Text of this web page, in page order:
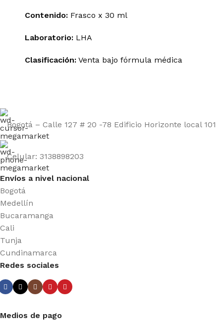
Contenido: Frasco x 30 ml
Laboratorio: LHA
Clasificación: Venta bajo fórmula médica
Bogotá – Calle 127 # 20 -78 Edificio Horizonte local 101
Celular: 3138898203
Envíos a nivel nacional
Bogotá
Medellín
Bucaramanga
Cali
Tunja
Cundinamarca
Redes sociales
Medios de pago